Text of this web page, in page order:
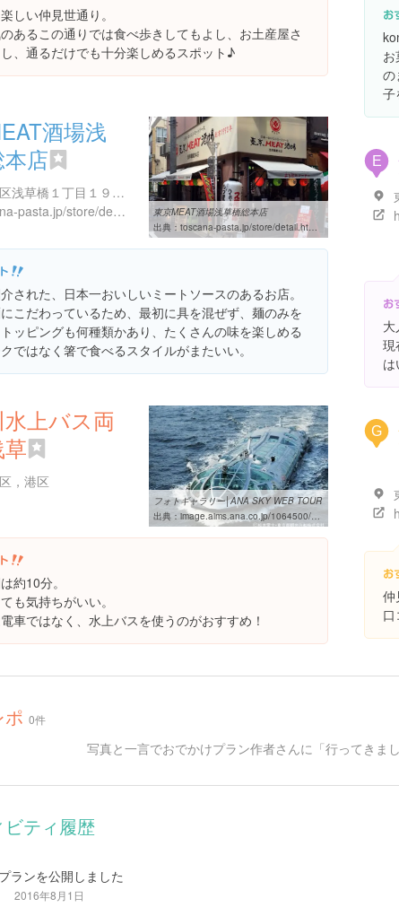
しい仲見世通り。
あるこの通りでは食べ歩きしてもよし、お土産屋さ
、通るだけでも十分楽しめるスポット♪
の
子
酒場浅
店
東京都台東区浅草橋１丁目１９-２ 浅草橋ビル 1,2階 DB
http://toscana-pasta.jp/store/detail.html?id=11277
東京MEAT酒場浅草橋総本店
出典： toscana-pasta.jp/store/detail.html?id=11277
された、日本一おいしいミートソースのあるお店。
こだわっているため、最初に具を混ぜず、麺のみを
ッピングも何種類かあり、たくさんの味を楽しめる
ではなく箸で食べるスタイルがまたいい。
E
大
現
上バス両
，港区
フォトギャラリー│ANA SKY WEB TOUR
出典： image.aims.ana.co.jp/1064500/html/photogallery.html
約10分。
も気持ちがいい。
車ではなく、水上バスを使うのがおすすめ！
G
仲
口
ポ 0件
写真と一言でおでかけプラン作者さんに「行ってきま
ビティ履歴
ランを公開しました
2016年8月1日